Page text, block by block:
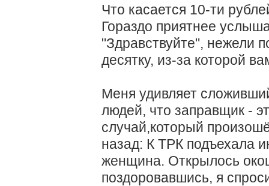
Что касается 10-ти
Гораздо приятнее
"Здравствуйте", нежели
десятку, из-за которой
Меня удивляет
людей, что заправщик -
случай,который
назад: К ТРК подъехала
женщина. Открылось
поздоровавшись, я